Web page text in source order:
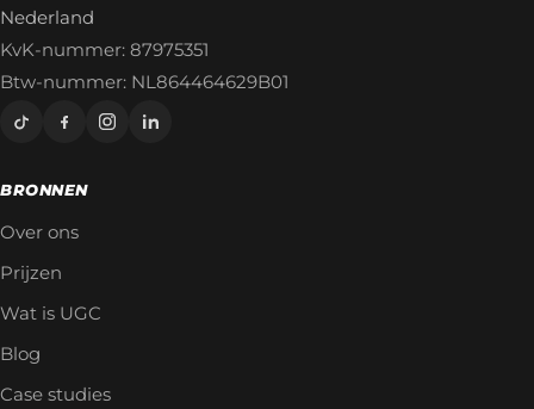
Nederland
KvK-nummer: 87975351
Btw-nummer: NL864464629B01
BRONNEN
Over ons
Prijzen
Wat is UGC
Blog
Case studies